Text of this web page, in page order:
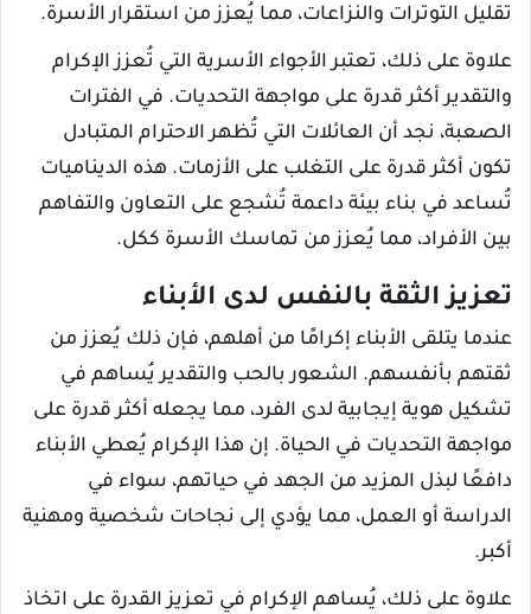
تقليل التوترات والنزاعات، مما يُعزز من استقرار الأسرة.
علاوة على ذلك، تعتبر الأجواء الأسرية التي تُعزز الإكرام
والتقدير أكثر قدرة على مواجهة التحديات. في الفترات
الصعبة، نجد أن العائلات التي تُظهر الاحترام المتبادل
تكون أكثر قدرة على التغلب على الأزمات. هذه الديناميات
تُساعد في بناء بيئة داعمة تُشجع على التعاون والتفاهم
بين الأفراد، مما يُعزز من تماسك الأسرة ككل.
تعزيز الثقة بالنفس لدى الأبناء
عندما يتلقى الأبناء إكرامًا من أهلهم، فإن ذلك يُعزز من
ثقتهم بأنفسهم. الشعور بالحب والتقدير يُساهم في
تشكيل هوية إيجابية لدى الفرد، مما يجعله أكثر قدرة على
مواجهة التحديات في الحياة. إن هذا الإكرام يُعطي الأبناء
دافعًا لبذل المزيد من الجهد في حياتهم، سواء في
الدراسة أو العمل، مما يؤدي إلى نجاحات شخصية ومهنية
أكبر.
علاوة على ذلك، يُساهم الإكرام في تعزيز القدرة على اتخاذ